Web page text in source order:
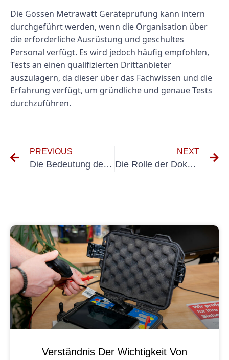
Die Gossen Metrawatt Geräteprüfung kann intern
durchgeführt werden, wenn die Organisation über
die erforderliche Ausrüstung und geschultes
Personal verfügt. Es wird jedoch häufig empfohlen,
Tests an einen qualifizierten Drittanbieter
auszulagern, da dieser über das Fachwissen und die
Erfahrung verfügt, um gründliche und genaue Tests
durchzuführen.
PREVIOUS
Die Bedeutung des Prüfprotokolls für ortsveränderliche Betriebsmittel
NEXT
Die Rolle der Dokumentation bei der DGUV V3-Prüfungskonformität
Verständnis Der Wichtigkeit Von